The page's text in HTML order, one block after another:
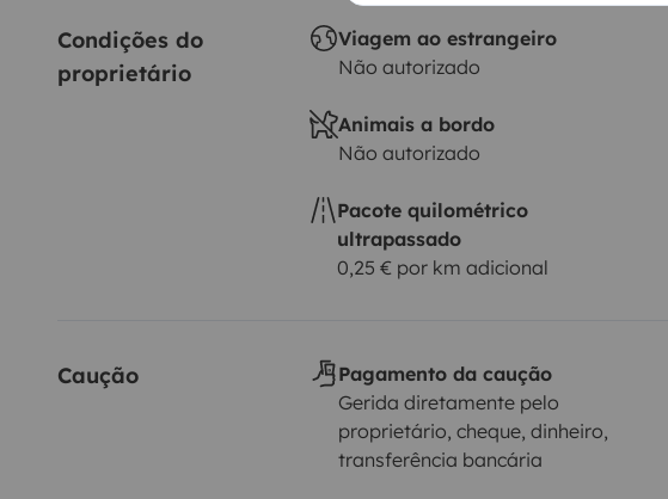
Condições do
proprietário
Viagem ao estrangeiro
Não autorizado
Animais a bordo
Não autorizado
Pacote quilométrico
ultrapassado
0,25 € por km adicional
Caução
Pagamento da caução
Gerida diretamente pelo
proprietário, cheque, dinheiro,
transferência bancária